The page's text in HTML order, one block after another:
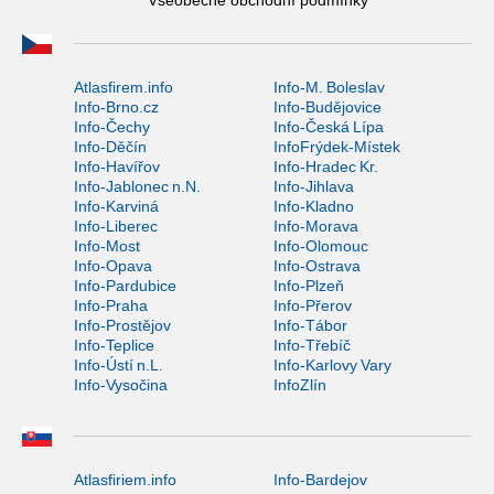
Atlasfirem.info
Info-M. Boleslav
Info-Brno.cz
Info-Budějovice
Info-Čechy
Info-Česká Lípa
Info-Děčín
InfoFrýdek-Místek
Info-Havířov
Info-Hradec Kr.
Info-Jablonec n.N.
Info-Jihlava
Info-Karviná
Info-Kladno
Info-Liberec
Info-Morava
Info-Most
Info-Olomouc
Info-Opava
Info-Ostrava
Info-Pardubice
Info-Plzeň
Info-Praha
Info-Přerov
Info-Prostějov
Info-Tábor
Info-Teplice
Info-Třebíč
Info-Ústí n.L.
Info-Karlovy Vary
Info-Vysočina
InfoZlín
Atlasfiriem.info
Info-Bardejov